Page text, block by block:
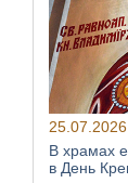
25.07.2026
В храмах
в День